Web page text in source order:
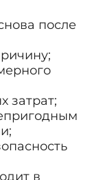
после
затрат;
в